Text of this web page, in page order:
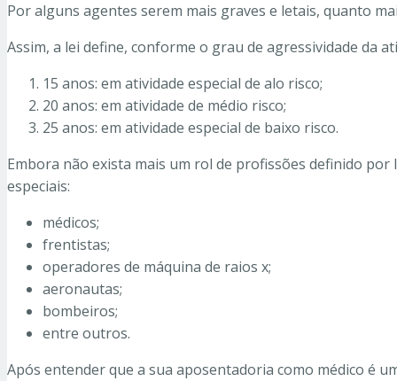
Por alguns agentes serem mais graves e letais, quanto
Assim, a lei define, conforme o grau de agressividade da
15 anos: em atividade especial de alo risco;
20 anos: em atividade de médio risco;
25 anos: em atividade especial de baixo risco.
Embora não exista mais um rol de profissões definido
especiais:
médicos;
frentistas;
operadores de máquina de raios x;
aeronautas;
bombeiros;
entre outros.
Após entender que a sua aposentadoria como médico é